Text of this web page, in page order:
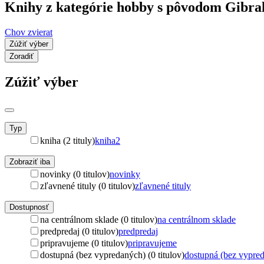
Knihy z kategórie hobby s pôvodom
Chov zvierat
Zúžiť výber
Zoradiť
Zúžiť výber
Typ
kniha (2 tituly)kniha2
Zobraziť iba
novinky (0 titulov)novinky
zľavnené tituly (0 titulov)zľavnené tituly
Dostupnosť
na centrálnom sklade (0 titulov)na centrálnom sklade
predpredaj (0 titulov)predpredaj
pripravujeme (0 titulov)pripravujeme
dostupná (bez vypredaných) (0 titulov)dostupná (bez